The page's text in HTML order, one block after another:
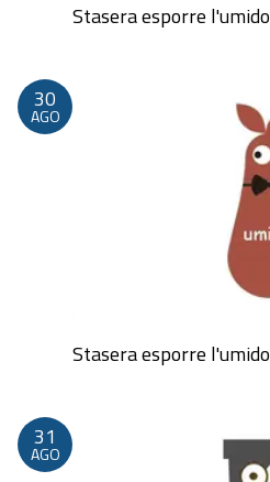
Stasera esporre l'umido
Dalle 20:00 alle 23:59
30
AGO
Stasera esporre l'umido
Dalle 20:00 alle 23:59
31
AGO